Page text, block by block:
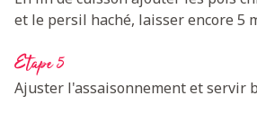
et le persil haché, laisser encore 5
Etape 5
Ajuster l'assaisonnement et servir